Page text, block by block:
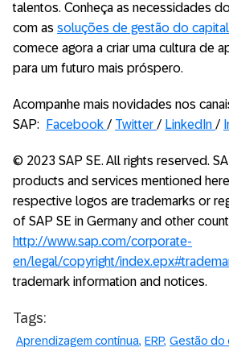
talentos. Conheça as necessidades
com as soluções de gestão do
comece agora a criar uma cultura de
para um futuro mais próspero.
Acompanhe mais novidades nos
SAP:
Facebook / Twitter / LinkedIn /
© 2023 SAP SE. All rights reserved.
products and services mentioned
respective logos are trademarks or
of SAP SE in Germany and other
http://www.sap.com/corporate-
en/legal/copyright/
trademark information and notices.
Tags:
Aprendizagem contínua ERP Gestão do